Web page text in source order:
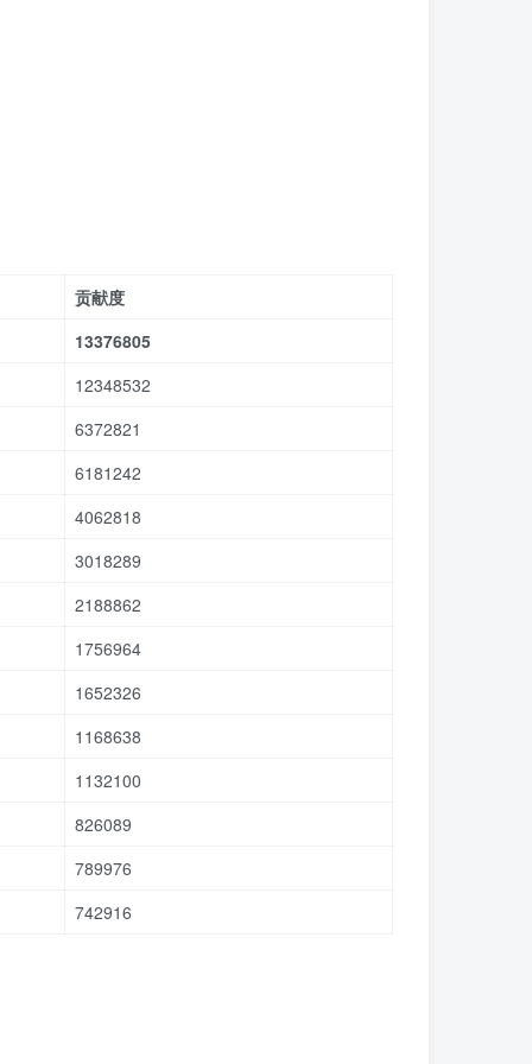
贡献度
13376805
12348532
6372821
6181242
4062818
3018289
2188862
1756964
1652326
1168638
1132100
826089
789976
742916